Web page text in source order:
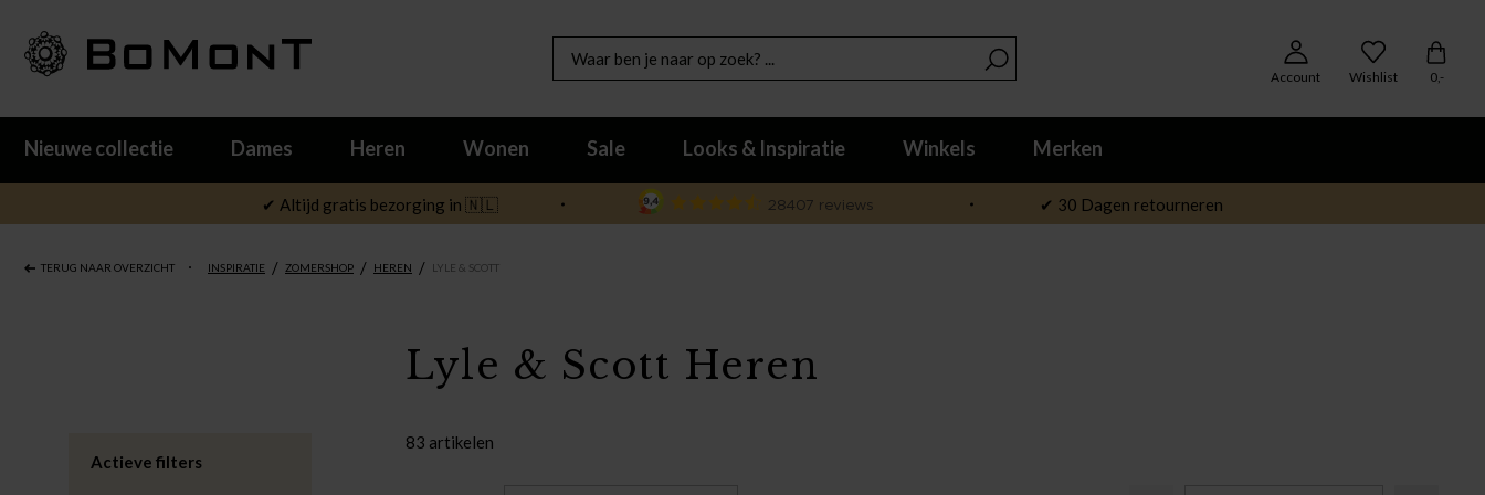
Account Wishlist 0,-
Nieuwe collectie Dames Heren Wonen Sale Looks & Inspiratie Winkels Merken
✔ Altijd gratis bezorging in 🇳🇱 ✔ 30 Dagen retourneren
TERUG NAAR OVERZICHT INSPIRATIE / ZOMERSHOP / HEREN / LYLE & SCOTT
Actieve filters
Lyle & Scott Heren
83 artikelen